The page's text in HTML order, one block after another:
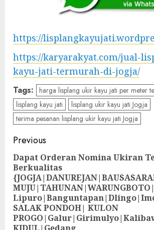
https://
https://karyarakyat.com/jual-
kayu-jati-termurah-di-jogja/
Tags: harga lisplang ukir kayu jati per meter
lisplang kayu jati
lisplang ukir kayu jati Jogja
terima pesanan lisplang ukir kayu jati Jogja
Previous
Dapat Orderan Nomina Ukiran
Berkualitas
SALAK PONDOH| KULON